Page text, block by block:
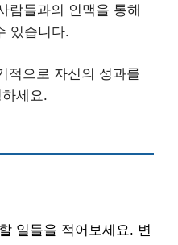
람들과의 인맥을 통해
있습니다.
적으로 자신의 성과를
세요.
일들을 적어보세요. 변